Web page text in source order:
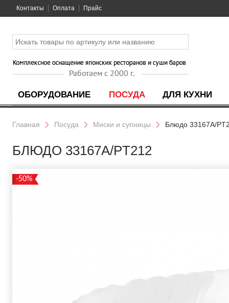
Контакты Оплата Прайс
ОБОРУДОВАНИЕ ПОСУДА ДЛЯ КУХНИ
Главная Посуда Миски и супницы Блюдо 33167A/
БЛЮДО 33167A/PT212
-50%